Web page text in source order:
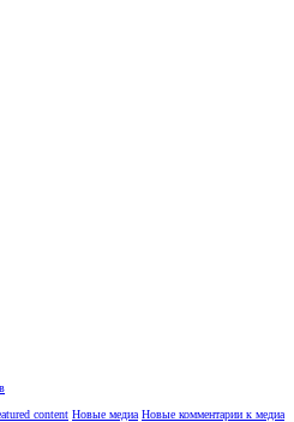
content Новые медиа Новые комментарии к медиа